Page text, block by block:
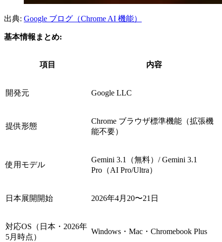
出典: Google ブログ（Chrome AI 機能）
基本情報まとめ:
項目 内容
開発元 Google LLC
提供形態
Chrome ブラウザ標準機能（拡張機
能不要）
使用モデル
Gemini 3.1（無料）/ Gemini 3.1
Pro（AI Pro/Ultra）
日本展開開始 2026年4月20〜21日
対応OS（日本・2026年
5月時点）
Windows・Mac・Chromebook Plus